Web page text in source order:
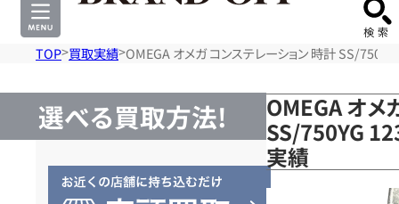
TOP 買取実績 OMEGA オメガ コンステレーション 時計 SS/
選べる買取方法!
OMEGA オメ
SS/750YG
実績